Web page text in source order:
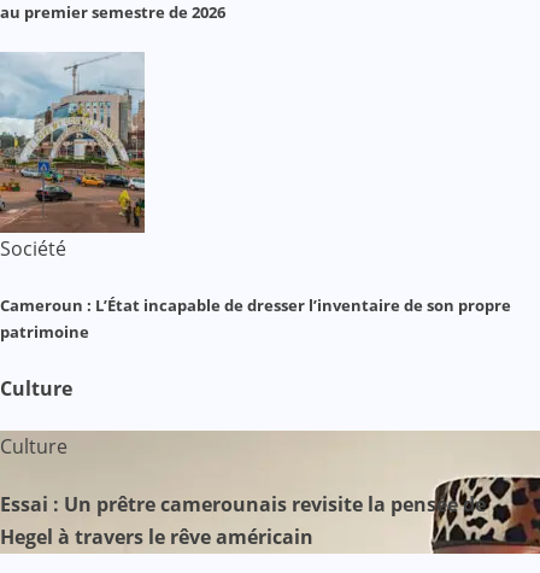
au premier semestre de 2026
Société
Cameroun : L’État incapable de dresser l’inventaire de son propre
patrimoine
Culture
Culture
Essai : Un prêtre camerounais revisite la pensée de
Hegel à travers le rêve américain